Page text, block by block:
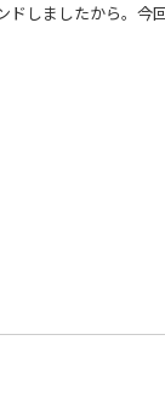
しましたから。今